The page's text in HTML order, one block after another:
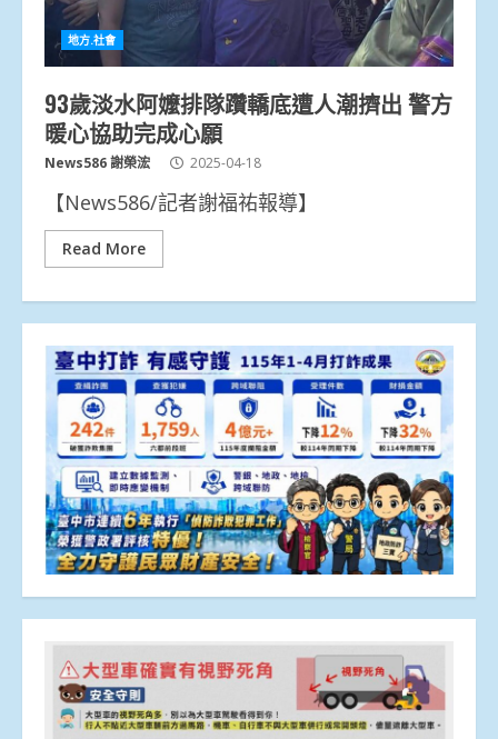
地方.社會
93歲淡水阿嬤排隊躦轎底遭人潮擠出 警方
暖心協助完成心願
News586 謝榮浤 2025-04-18
【News586/記者謝福祐報導】
Read More